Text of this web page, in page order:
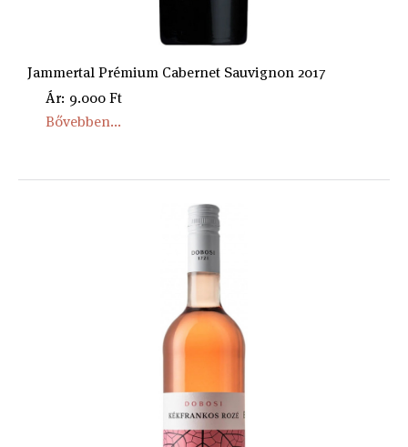
Jammertal Prémium Cabernet Sauvignon 2017
Ár: 9.000 Ft
Bővebben...